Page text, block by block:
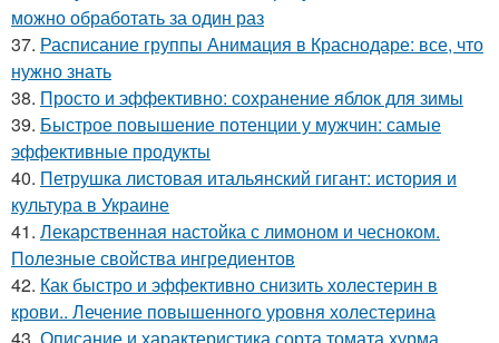
можно обработать за один раз
37. Расписание группы Анимация в Краснодаре: все, что
нужно знать
38. Просто и эффективно: сохранение яблок для зимы
39. Быстрое повышение потенции у мужчин: самые
эффективные продукты
40. Петрушка листовая итальянский гигант: история и
культура в Украине
41. Лекарственная настойка с лимоном и чесноком.
Полезные свойства ингредиентов
42. Как быстро и эффективно снизить холестерин в
крови.. Лечение повышенного уровня холестерина